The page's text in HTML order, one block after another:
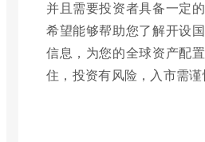
并且需要投资者具备一定
希望能够帮助您了解开设
信息，为您的全球资产配
住，投资有风险，入市需谨